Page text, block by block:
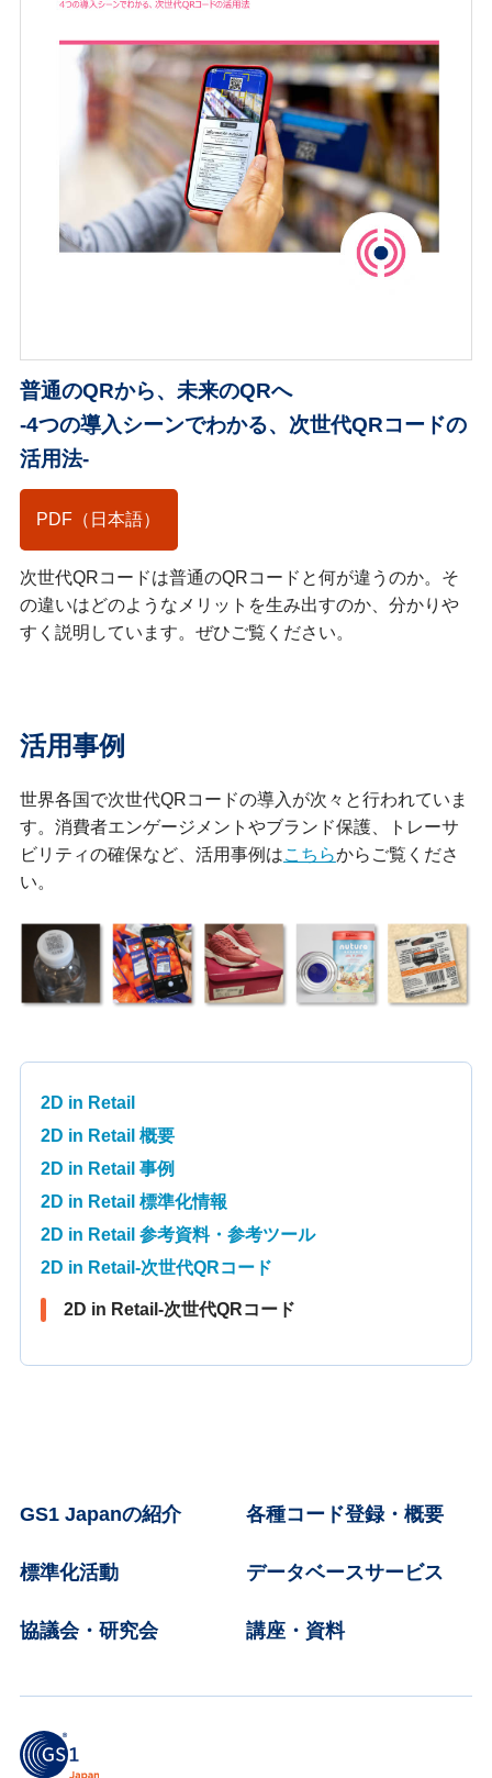
普通のQRから、未来のQRへ
-4つの導入シーンでわかる、次世代QRコードの
活用法-
PDF（日本語）
次世代QRコードは普通のQRコードと何が違うのか。そ
の違いはどのようなメリットを生み出すのか、分かりや
すく説明しています。ぜひご覧ください。
活用事例
世界各国で次世代QRコードの導入が次々と行われていま
す。消費者エンゲージメントやブランド保護、トレーサ
ビリティの確保など、活用事例はこちらからご覧くださ
い。
2D in Retail
2D in Retail 概要
2D in Retail 事例
2D in Retail 標準化情報
2D in Retail 参考資料・参考ツール
2D in Retail-次世代QRコード
2D in Retail-次世代QRコード
GS1 Japanの紹介 各種コード登録・概要
標準化活動 データベースサービス
協議会・研究会 講座・資料